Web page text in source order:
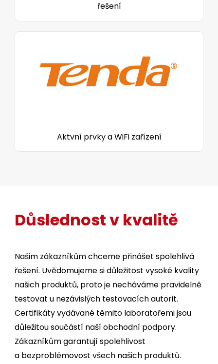
řešení
Aktvní prvky a WiFi zařízení
Důslednost v kvalitě
Našim zákazníkům chceme přinášet spolehlivá
řešení. Uvědomujeme si důležitost vysoké kvality
našich produktů, proto je necháváme pravidelně
testovat u nezávislých testovacích autorit.
Certifikáty vydávané těmito laboratořemi jsou
důležitou součástí naší obchodní podpory.
Zákazníkům garantují spolehlivost
a bezproblémovost všech našich produktů.